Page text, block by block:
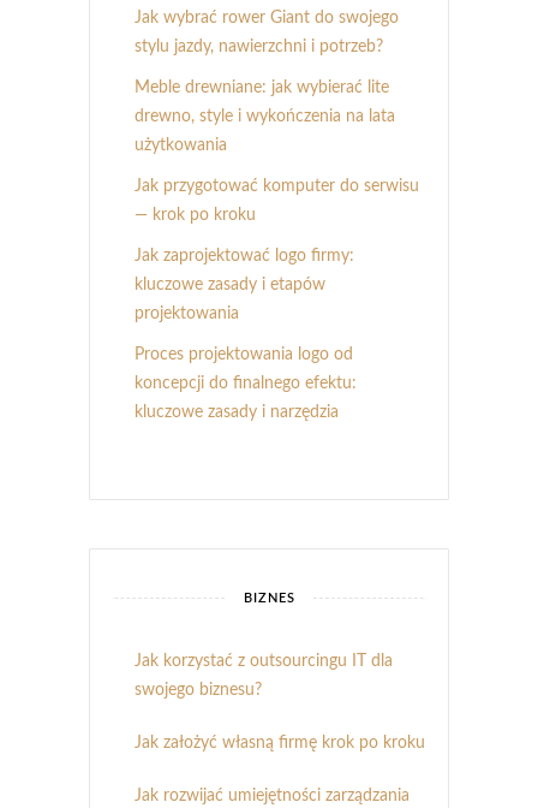
Jak wybrać rower Giant do swojego
stylu jazdy, nawierzchni i potrzeb?
Meble drewniane: jak wybierać lite
drewno, style i wykończenia na lata
użytkowania
Jak przygotować komputer do serwisu
— krok po kroku
Jak zaprojektować logo firmy:
kluczowe zasady i etapów
projektowania
Proces projektowania logo od
koncepcji do finalnego efektu:
kluczowe zasady i narzędzia
BIZNES
Jak korzystać z outsourcingu IT dla
swojego biznesu?
Jak założyć własną firmę krok po kroku
Jak rozwijać umiejętności zarządzania